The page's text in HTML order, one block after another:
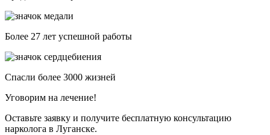
Более 27 лет успешной работы
Спасли более 3000 жизней
Уговорим на лечение!
Оставьте заявку и получите бесплатную консультацию
нарколога в Луганске.